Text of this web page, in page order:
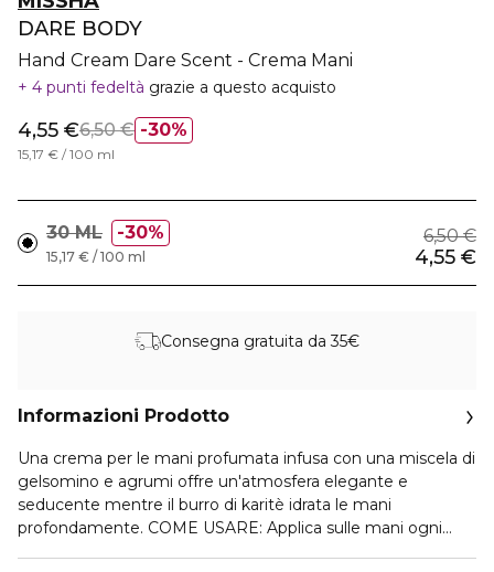
DARE BODY
Hand Cream Dare Scent - Crema Mani
4 punti fedeltà grazie a questo acquisto
30%
4,55 €6,50 €
15,17 € / 100 ml
30 ML 30% 6,50 €
4,55 €
15,17 € / 100 ml
Consegna gratuita da 35€
Informazioni Prodotto
Una crema per le mani profumata infusa con una miscela di
gelsomino e agrumi offre un'atmosfera elegante e
seducente mentre il burro di karitè idrata le mani
profondamente. COME USARE: Applica sulle mani ogni